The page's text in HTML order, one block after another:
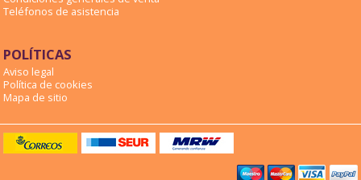
Teléfonos de asistencia
POLÍTICAS
Aviso legal
Política de cookies
Mapa de sitio